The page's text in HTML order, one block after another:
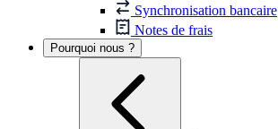
Synchronisation bancaire
Notes de frais
Pourquoi nous ?